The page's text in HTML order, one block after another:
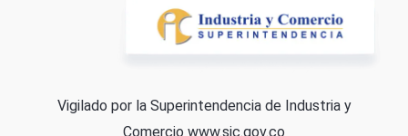
Vigilado por la Superintendencia de Industria y
Comercio www.sic.gov.co